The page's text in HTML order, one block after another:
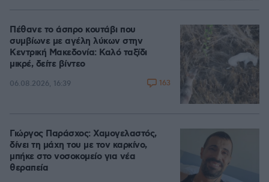
Πέθανε το άσπρο κουτάβι που
συμβίωνε με αγέλη λύκων στην
Κεντρική Μακεδονία: Καλό ταξίδι
μικρέ, δείτε βίντεο
06.08.2026, 16:39 163
Γιώργος Παράσχος: Χαμογελαστός,
δίνει τη μάχη του με τον καρκίνο,
μπήκε στο νοσοκομείο για νέα
θεραπεία